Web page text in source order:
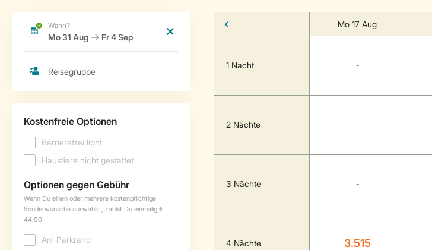
Mo 17 Aug
1 Nacht -
2 Nächte -
3 Nächte -
4 Nächte 3.515